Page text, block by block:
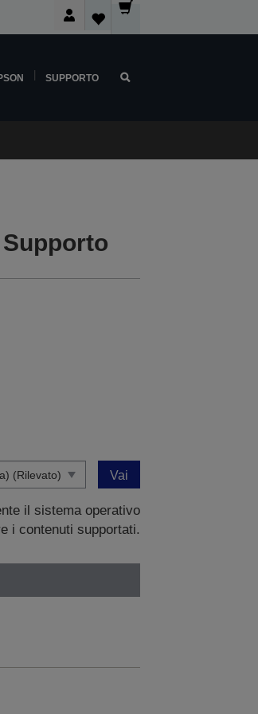
SUPPORTO
Vai
il sistema operativo
i contenuti supportati.